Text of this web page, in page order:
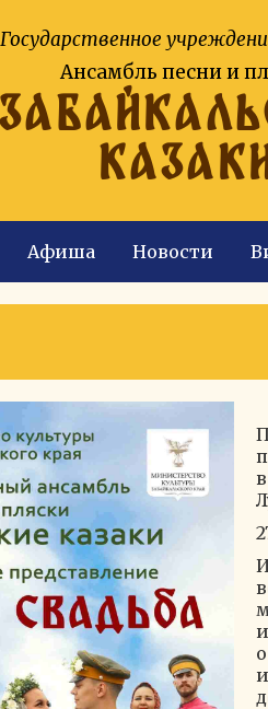
Государственное
Ансамбль песни и
Афиша Новости